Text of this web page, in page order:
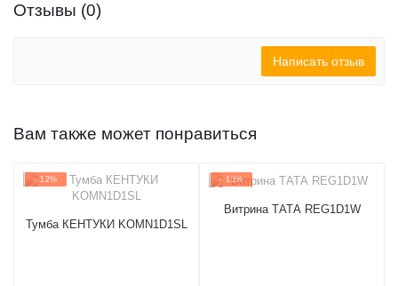
Отзывы (0)
Написать отзыв
Вам также может понравиться
- 12%
Тумба КЕНТУКИ KOMN1D1SL
- 13%
Витрина ТАТА REG1D1W